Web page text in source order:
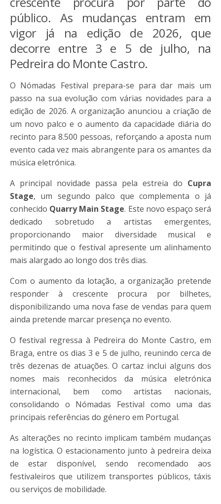
público. As mudanças entram em
vigor já na edição de 2026, que
decorre entre 3 e 5 de julho, na
Pedreira do Monte Castro.
O Nómadas Festival prepara-se para dar mais um
passo na sua evolução com várias novidades para a
edição de 2026. A organização anunciou a criação de
um novo palco e o aumento da capacidade diária do
recinto para 8.500 pessoas, reforçando a aposta num
evento cada vez mais abrangente para os amantes da
música eletrónica.
A principal novidade passa pela estreia do Cupra
Stage, um segundo palco que complementa o já
conhecido Quarry Main Stage. Este novo espaço será
dedicado sobretudo a artistas emergentes,
proporcionando maior diversidade musical e
permitindo que o festival apresente um alinhamento
mais alargado ao longo dos três dias.
Com o aumento da lotação, a organização pretende
responder à crescente procura por bilhetes,
disponibilizando uma nova fase de vendas para quem
ainda pretende marcar presença no evento.
O festival regressa à Pedreira do Monte Castro, em
Braga, entre os dias 3 e 5 de julho, reunindo cerca de
três dezenas de atuações. O cartaz inclui alguns dos
nomes mais reconhecidos da música eletrónica
internacional, bem como artistas nacionais,
consolidando o Nómadas Festival como uma das
principais referências do género em Portugal.
As alterações no recinto implicam também mudanças
na logística. O estacionamento junto à pedreira deixa
de estar disponível, sendo recomendado aos
festivaleiros que utilizem transportes públicos, táxis
ou serviços de mobilidade.